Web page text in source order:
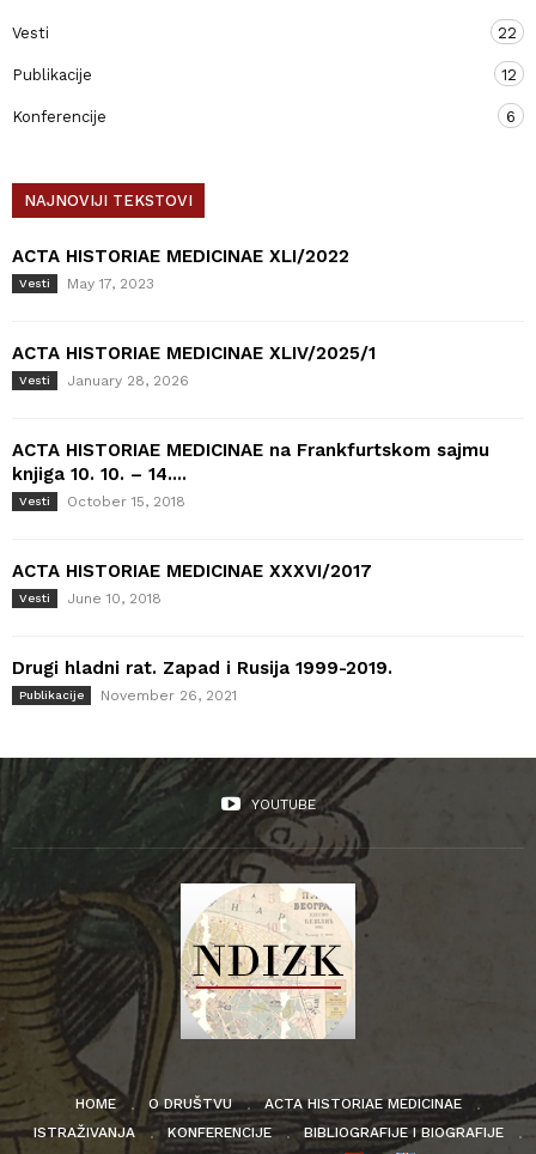
Vesti 22
Publikacije 12
Konferencije 6
NAJNOVIJI TEKSTOVI
ACTA HISTORIAE MEDICINAE XLI/2022
Vesti May 17, 2023
ACTA HISTORIAE MEDICINAE XLIV/2025/1
Vesti January 28, 2026
ACTA HISTORIAE MEDICINAE na Frankfurtskom sajmu
knjiga 10. 10. – 14....
Vesti October 15, 2018
ACTA HISTORIAE MEDICINAE XXXVI/2017
Vesti June 10, 2018
Drugi hladni rat. Zapad i Rusija 1999-2019.
Publikacije November 26, 2021
YOUTUBE
HOME O DRUŠTVU
ACTA HISTORIAE MEDICINAE
ISTRAŽIVANJA
KONFERENCIJE
BIBLIOGRAFIJE I BIOGRAFIJE